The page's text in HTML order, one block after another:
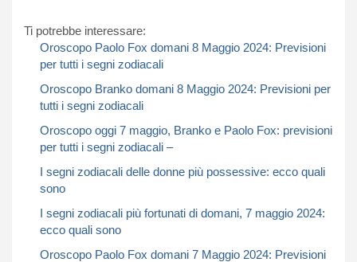
Ti potrebbe interessare:
Oroscopo Paolo Fox domani 8 Maggio 2024: Previsioni
per tutti i segni zodiacali​​​​​
Oroscopo Branko domani 8 Maggio 2024: Previsioni per
tutti i segni zodiacali​​​​​
Oroscopo oggi 7 maggio, Branko e Paolo Fox: previsioni
per tutti i segni zodiacali –
I segni zodiacali delle donne più possessive: ecco quali
sono
I segni zodiacali più fortunati di domani, 7 maggio 2024:
ecco quali sono
Oroscopo Paolo Fox domani 7 Maggio 2024: Previsioni